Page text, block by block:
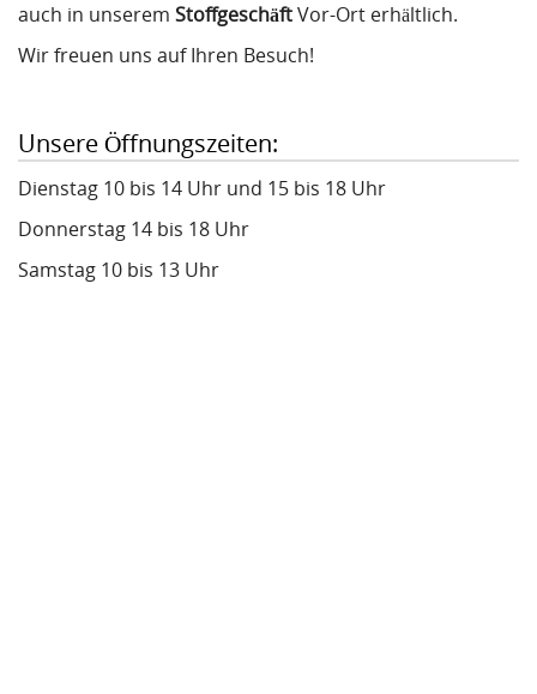
auch in unserem StoffgeschäftVor-Ort erhältlich.
Wir freuen uns auf Ihren Besuch!
Unsere Öffnungszeiten:
Dienstag 10 bis 14 Uhr und 15 bis 18 Uhr
Donnerstag 14 bis 18 Uhr
Samstag 10 bis 13 Uhr